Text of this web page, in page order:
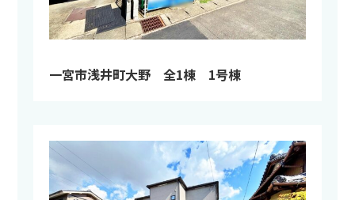
一宮市浅井町大野 全1棟 1号棟